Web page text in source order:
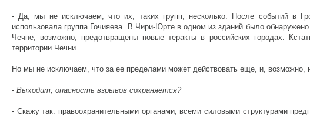
- Да, мы не исключаем, что их, таких групп, несколько. После событий в
использовала группа Гочияева. В Чири-Юрте в одном из зданий было
Чечне, возможно, предотвращены новые теракты в российских городах.
территории Чечни.
Но мы не исключаем, что за ее пределами может действовать еще, и, возможно,
- Выходит, опасность взрывов сохраняется?
- Скажу так: правоохранительными органами, всеми силовыми структурами